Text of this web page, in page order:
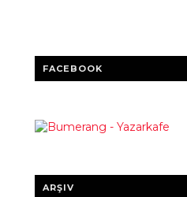
FACEBOOK
ARŞIV